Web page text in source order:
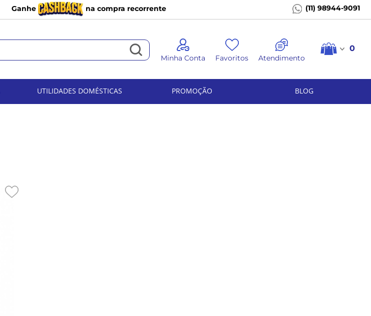
Ganhe na compra recorrente (11) 98944-9091
Minha Conta Favoritos Atendimento
0
UTILIDADES DOMÉSTICAS PROMOÇÃO BLOG